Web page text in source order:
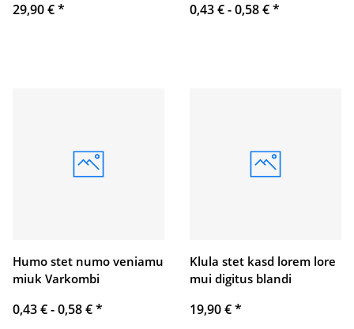
29,90 €* 0,43 € -0,58 €*
Humo stet numo veniamu
miuk Varkombi
0,43 € -0,58 €*
Klula stet kasd lorem lore
mui digitus blandi
19,90 €*